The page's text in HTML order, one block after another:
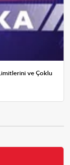
ve Çoklu